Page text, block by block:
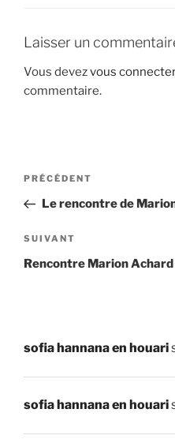
Laisser un
Vous devezvous
commentaire.
Navigation
l’article
Article
précédent
PRÉCÉDENT
Le rencontre de
Article
suivant
SUIVANT
Rencontre Marion Achard
sofia hannana en houari
sofia hannana en houari